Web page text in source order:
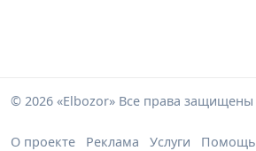
© 2026 «Elbozor» Все права защищены
О проекте Реклама Услуги Помощь